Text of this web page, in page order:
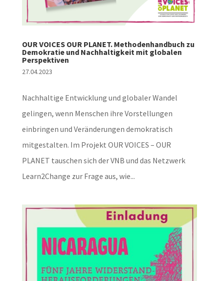
OUR VOICES OUR PLANET. Methodenhandbuch zu
Demokratie und Nachhaltigkeit mit globalen
Perspektiven
27.04.2023
Nachhaltige Entwicklung und globaler Wandel
gelingen, wenn Menschen ihre Vorstellungen
einbringen und Veränderungen demokratisch
mitgestalten. Im Projekt OUR VOICES – OUR
PLANET tauschen sich der VNB und das Netzwerk
Learn2Change zur Frage aus, wie...